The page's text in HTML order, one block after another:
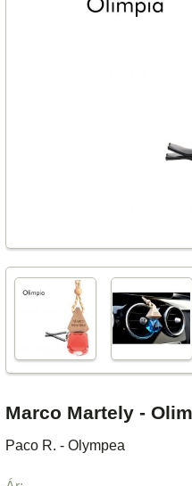
Marco Martely -
Paco R. - Olympea